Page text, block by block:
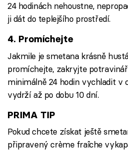
24 hodinách nehoustne,
ji dát do teplejšího prostředí.
4. Promíchejte
Jakmile je smetana krásně
promíchejte, zakryjte
minimálně 24 hodin vychladit v
vydrží až po dobu 10 dní.
PRIMA TIP
Pokud chcete získat ještě
připravený crème fraîche